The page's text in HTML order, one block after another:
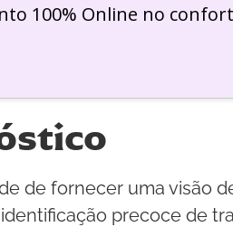
100% Online no
de fornecer uma visão
precoce de